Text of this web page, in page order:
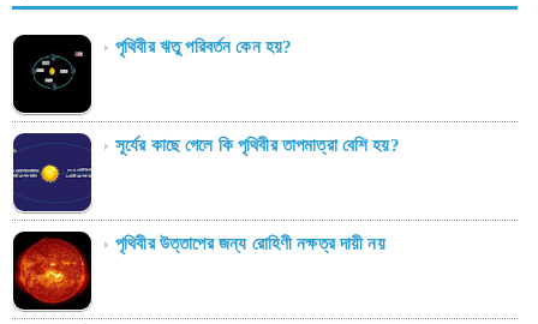
পৃথিবীর ঋতু পরিবর্তন কেন হয়?
সূর্যের কাছে গেলে কি পৃথিবীর তাপমাত্রা বেশি হয়?
পৃথিবীর উত্তাপের জন্য রোহিণী নক্ষত্র দায়ী নয়